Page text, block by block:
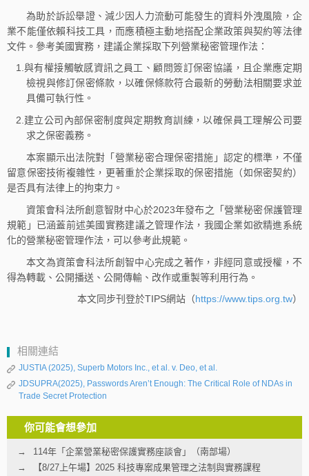
為助於訴訟舉證、減少因人力流動可能發生的資料外洩風險，企
業不能僅依賴科技工具，而應積極主動地搭配企業政策與契約等法律
文件。參考美國實務，建議企業採取下列營業秘密管理作法：
1.與有權接觸敏感資訊之員工、顧問簽訂保密協議，且企業應定期
檢視與修訂保密條款，以確保條款符合最新的勞動法相關要求並
具備可執行性。
2.建立公司內部保密制度與定期教育訓練，以確保員工理解公司要
求之保密義務。
本案顯示出法院對「營業秘密合理保密措施」認定的標準，不僅
留意保密技術複雜性，更著重於企業採取的保密措施（如保密契約）
是否具有法律上的拘束力。
資策會科法所創意智財中心於2023年發布之「營業秘密保護管理
規範」已涵蓋前述美國實務建議之管理作法，我國企業如欲精進系統
化的營業秘密管理作法，可以參考此規範。
本文為資策會科法所創智中心完成之著作，非經同意或授權，不
得為轉載、公開播送、公開傳輸、改作或重製等利用行為。
本文同步刊登於TIPS網站（https://www.tips.org.tw）
相關連結
JUSTIA (2025), Superb Motors Inc., et al. v. Deo, et al.
JDSUPRA(2025), Passwords Aren’t Enough: The Critical Role of NDAs in
Trade Secret Protection
你可能會想參加
114年「企業營業秘密保護實務座談會」（南部場）
【8/27上午場】2025 科技專案成果管理之法制與實務課程